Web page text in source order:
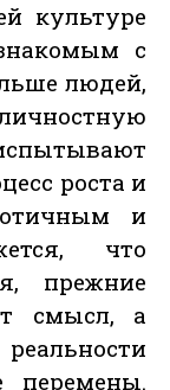
культуре
с
людей,
роста и
и
что
прежние
смысл, а
перемены.